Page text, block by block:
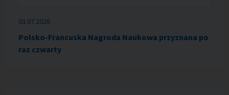
03.07.2026
Polsko-Francuska Nagroda Naukowa przyznana po
raz czwarty